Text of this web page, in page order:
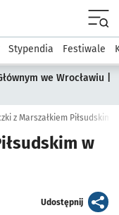
Kultura
Stypendia Festiwale
we Wrocławiu |
z Marszałkiem Piłsudskim
w
Udostępnijartykuł